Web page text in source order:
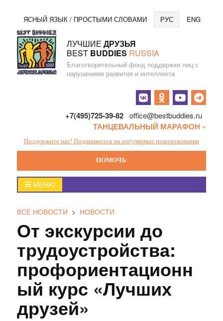
Перейти
к
содержанию
ЯСНЫЙ ЯЗЫК / ПРОСТЫМИ СЛОВАМИ РУС ENG
ЛУЧШИЕ ДРУЗЬЯ
BEST BUDDIES RUSSIA
Благотворительный фонд поддержки лиц с
нарушением развития и интеллекта
+7(495)725-39-82 office@bestbuddies.ru
ТАНЦЕВАЛЬНЫЙ МАРАФОН »
Поддержите нас! Подпишитесь на регулярные пожертвования
ПОМОЧЬ
Главное
меню
МЕНЮ
ВСЕ НОВОСТИ > НОВОСТИ
От экскурсии до
трудоустройства:
профориентационн
ый курс «Лучших
друзей»